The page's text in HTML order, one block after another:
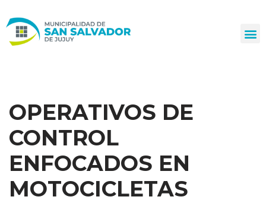
al
OPERATIVOS DE
CONTROL
ENFOCADOS EN
MOTOCICLETAS